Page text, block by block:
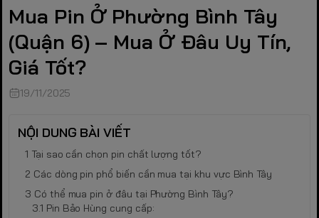
Mua Pin Ở Phường Bình Tây
(Quận 6) – Mua Ở Đâu Uy Tín,
Giá Tốt?
19/11/2025
NỘI DUNG BÀI VIẾT
Tại sao cần chọn pin chất lượng tốt?
Các dòng pin phổ biến cần mua tại khu vực Bình Tây
Có thể mua pin ở đâu tại Phường Bình Tây?
Pin Bảo Hùng cung cấp: